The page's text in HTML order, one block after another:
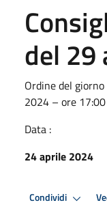
del 29
Ordine del
2024 – ore 17:00
Data :
24 aprile 2024
Condividi